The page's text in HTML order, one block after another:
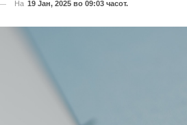
На 19 Јан, 2025 во 09:03 часот.